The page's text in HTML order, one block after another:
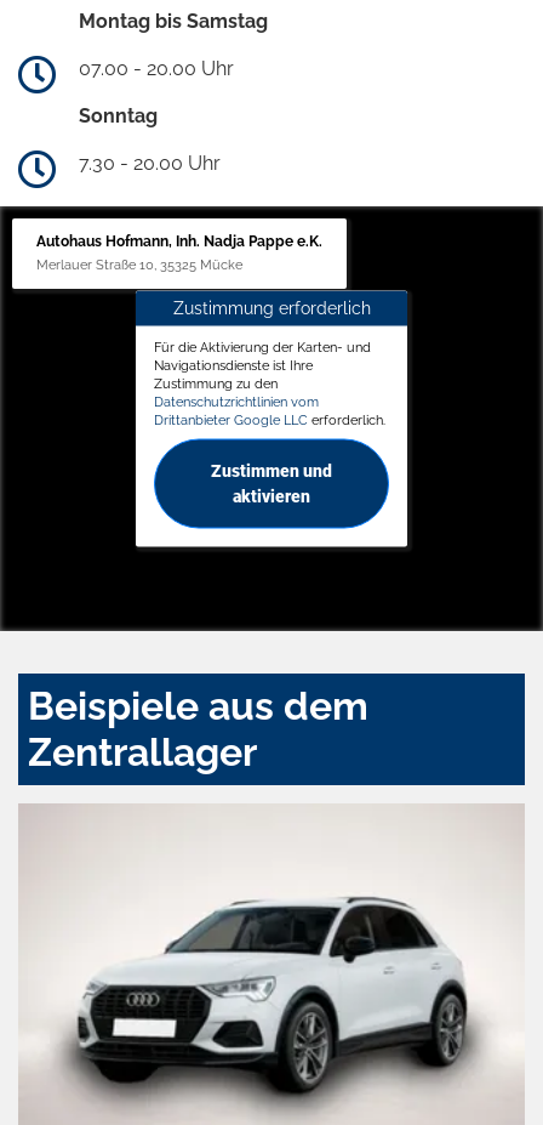
Montag bis Samstag
07.00 - 20.00 Uhr
Sonntag
7.30 - 20.00 Uhr
Autohaus Hofmann, Inh. Nadja Pappe e.K.
Merlauer Straße 10, 35325 Mücke
Zustimmung erforderlich
Für die Aktivierung der Karten- und
Navigationsdienste ist Ihre
Zustimmung zu den
Datenschutzrichtlinien vom
Drittanbieter Google LLC erforderlich.
Zustimmen und
aktivieren
Beispiele aus dem
Zentrallager